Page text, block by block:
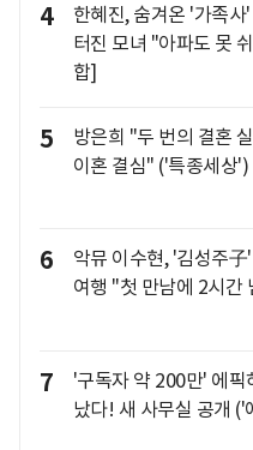
4
한혜진, 숨겨온 '가족
터진 모녀 "아파도 못
합]
5
방은희 "두 번의 결혼
이혼 결심" ('특종세상')
6
악뮤 이수현, '김성주
여행 "첫 만남에 2시간
7
'구독자 약 200만' 에픽
났다! 새 사무실 공개 ('